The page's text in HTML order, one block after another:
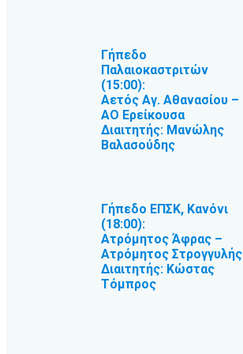
Γήπεδο
Παλαιοκαστριτών
(15:00):
Αετός Αγ. Αθανασίου –
ΑΟ Ερείκουσα
Διαιτητής: Μανώλης
Βαλασούδης
Γήπεδο ΕΠΣΚ, Κανόνι
(18:00):
Ατρόμητος Άφρας –
Ατρόμητος Στρογγυλής
Διαιτητής: Κώστας
Τόμπρος